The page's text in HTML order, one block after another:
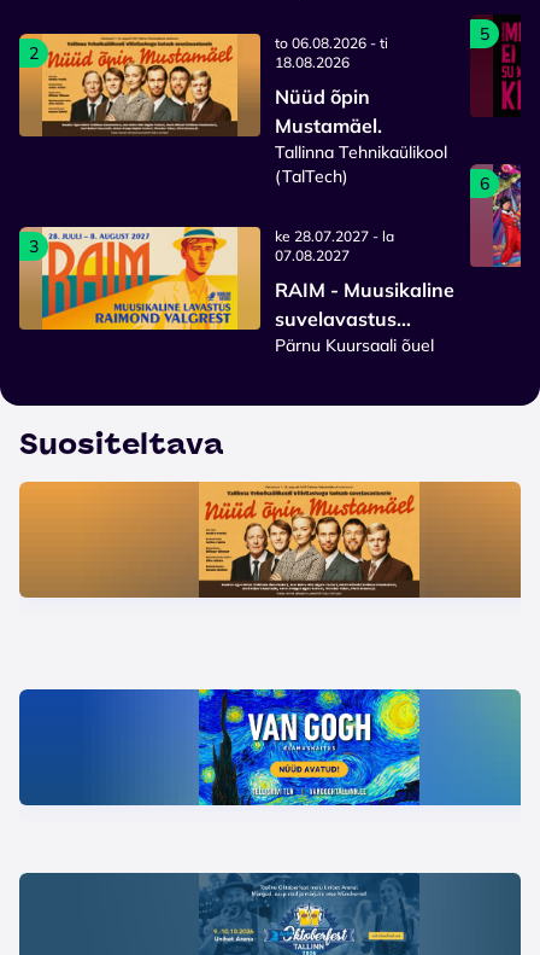
2
to 06.08.2026 - ti
18.08.2026
Nüüd õpin
Mustamäel.
Tallinna Tehnikaülikool
(TalTech)
3
ke 28.07.2027 - la
07.08.2027
RAIM - Muusikaline
suvelavastus
Raimond Valgrest
Pärnu Kuursaali õuel
5
6
Suositeltava